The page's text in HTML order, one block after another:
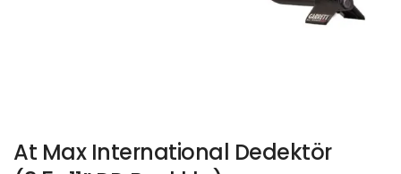
At Max International Dedektör